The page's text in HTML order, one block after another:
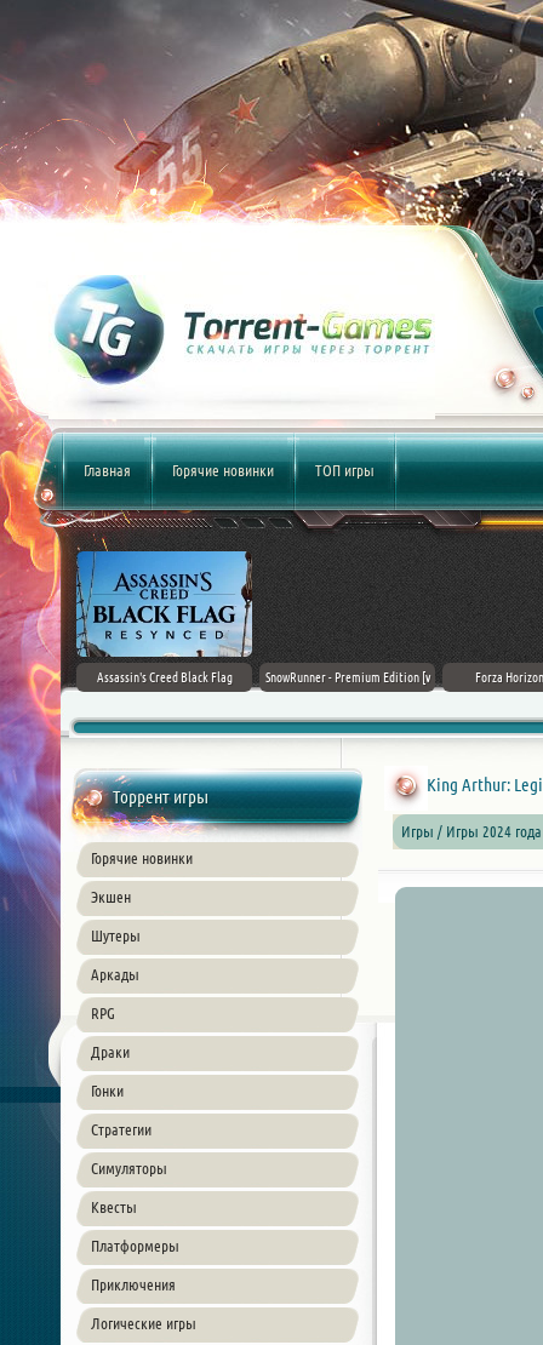
Главная Горячие новинки ТОП игры
Ages
Assassin's Creed Black Flag
SnowRunner - Premium Edition [v
Forza
Торрент игры
Горячие новинки
Экшен
Шутеры
Аркады
RPG
Драки
Гонки
Стратегии
Симуляторы
Квесты
Платформеры
Приключения
Логические игры
King Arthur:
Игры / Игры 2024 года